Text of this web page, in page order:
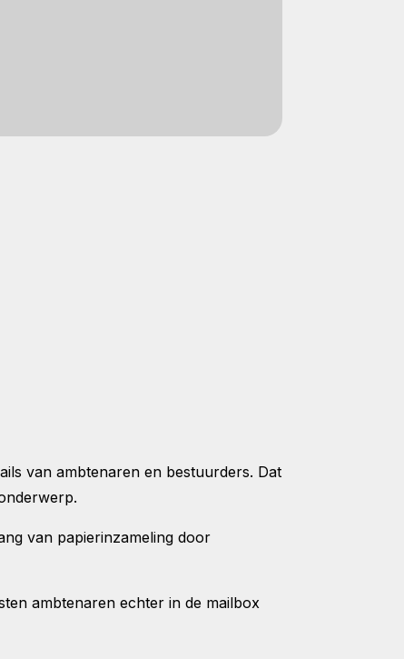
van ambtenaren en bestuurders. Dat
van papierinzameling door
ambtenaren echter in de mailbox